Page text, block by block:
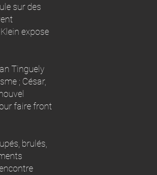
sur des
expose
Tinguely
; César,
faire front
brulés,